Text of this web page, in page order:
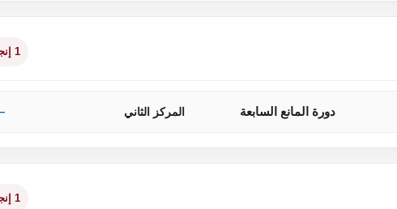
1 إنجاز
دورة المانع السابعة المركز الثاني
1 إنجاز